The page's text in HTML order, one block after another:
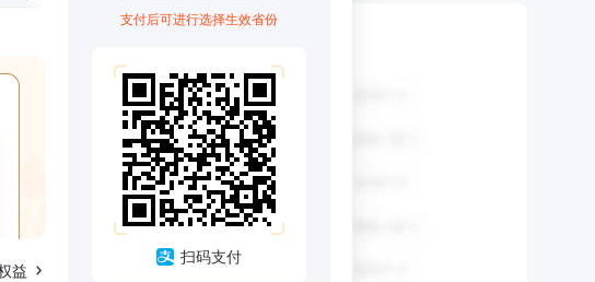
益
支付后可进行选择生效省份
扫码支付